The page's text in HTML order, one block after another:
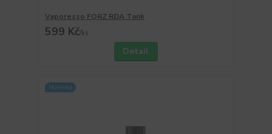
Vaporesso FORZ RDA Tank
599 Kč/ks
Detail
Novinka